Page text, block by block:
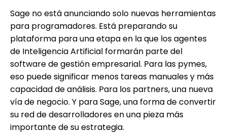
Sage no está anunciando solo nuevas herramientas
para programadores. Está preparando su
plataforma para una etapa en la que los agentes
de Inteligencia Artificial formarán parte del
software de gestión empresarial. Para las pymes,
eso puede significar menos tareas manuales y más
capacidad de análisis. Para los partners, una nueva
vía de negocio. Y para Sage, una forma de convertir
su red de desarrolladores en una pieza más
importante de su estrategia.